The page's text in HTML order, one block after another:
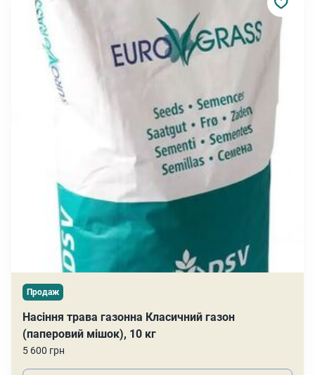
Продаж
Насіння трава газонна Класичний газон
(паперовий мішок), 10 кг
5 600 грн